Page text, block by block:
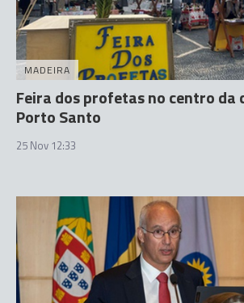
MADEIRA
Feira dos profetas no centro da
Porto Santo
25 Nov 12:33